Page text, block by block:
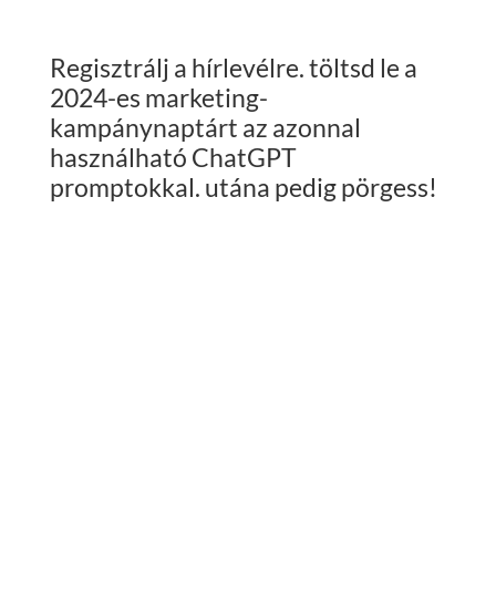
Regisztrálj a hírlevélre. töltsd le a
2024-es marketing-
kampánynaptárt az azonnal
használható ChatGPT
promptokkal. utána pedig pörgess!